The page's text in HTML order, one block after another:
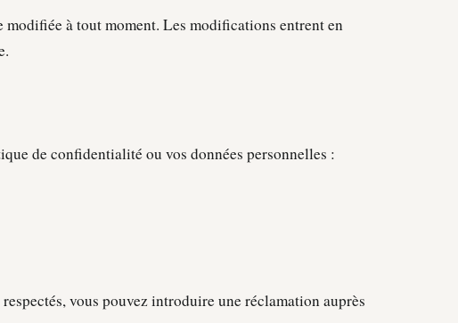
à tout moment. Les modifications entrent en
de confidentialité ou vos données personnelles :
vous pouvez introduire une réclamation auprès